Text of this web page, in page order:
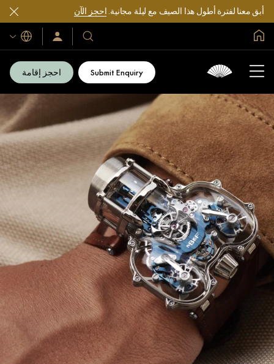
أبق معنا لفترة أطول هذا الصيف مع ليلة مجانية.احجز الآن
فنادقنا
ومنتجعاتنا
سجّل
الدخول/
اللغات
Submit Enquiry احجز إقامة